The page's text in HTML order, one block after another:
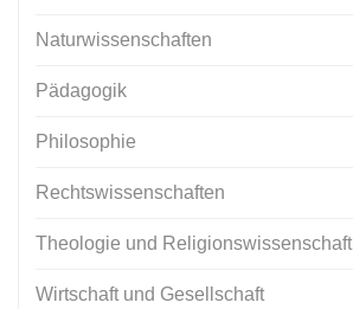
Naturwissenschaften
Pädagogik
Philosophie
Rechtswissenschaften
Theologie und Religionswissenschaft
Wirtschaft und Gesellschaft